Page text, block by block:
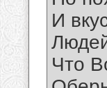
И
Что